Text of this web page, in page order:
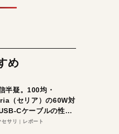
め
半疑。100均・
（セリア）の60W対
Cケーブルの性能
証。超コスパの1本を
セサリ レポート